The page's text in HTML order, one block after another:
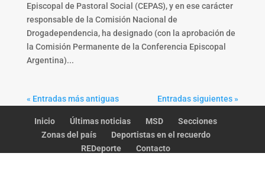
Episcopal de Pastoral Social (CEPAS), y en ese carácter
responsable de la Comisión Nacional de
Drogadependencia, ha designado (con la aprobación de
la Comisión Permanente de la Conferencia Episcopal
Argentina)...
« Entradas más antiguas Entradas siguientes »
Inicio Últimas noticias MSD
Secciones
Zonas del país
Deportistas en el recuerdo
REDeporte
Contacto